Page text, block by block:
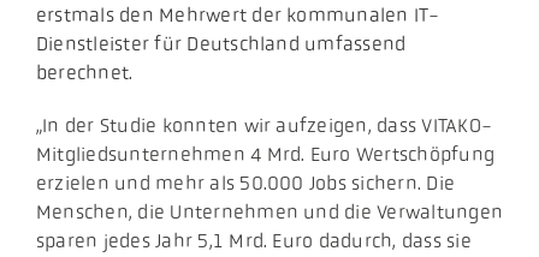
erstmals den Mehrwert der kommunalen IT-
Dienstleister für Deutschland umfassend
berechnet.
„In der Studie konnten wir aufzeigen, dass VITAKO-
Mitgliedsunternehmen 4 Mrd. Euro Wertschöpfung
erzielen und mehr als 50.000 Jobs sichern. Die
Menschen, die Unternehmen und die Verwaltungen
sparen jedes Jahr 5,1 Mrd. Euro dadurch, dass sie